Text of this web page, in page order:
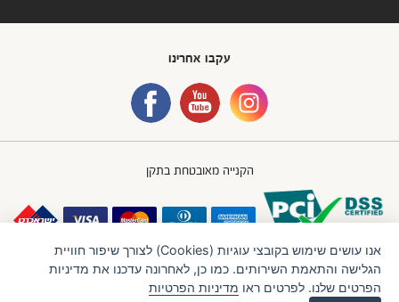
עקבו אחרינו
הקנייה מאובטחת בתקן
חברת IBB GROUP (איי.בי.בי. גרופ) בע"מ תנאי שימוש
אנו עושים שימוש בקובצי עוגיות (Cookies) לצורך שיפור חוויית
הגלישה והתאמת השירותים. כמו כן, לאחרונה עדכנו את מדיניות
הפרטים שלנו. לפרטים ראו מדיניות הפרטיות